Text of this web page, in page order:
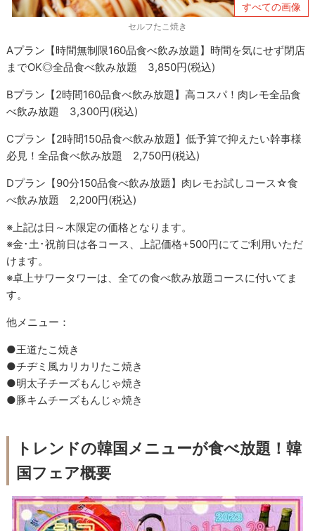
すべての画像
セルフたこ焼き
Aプラン【時間無制限160品食べ飲み放題】時間を気にせず閉店
までOK◎全品食べ飲み放題 3,850円(税込)
Bプラン【2時間160品食べ飲み放題】高コスパ！肉レモ全品食
べ飲み放題 3,300円(税込)
Cプラン【2時間150品食べ飲み放題】低予算で抑えたい幹事様
必見！全品食べ飲み放題 2,750円(税込)
Dプラン【90分150品食べ飲み放題】肉レモお試しコース☆食
べ飲み放題 2,200円(税込)
※上記は日～木限定の価格となります。
※金･土･祝前日は各コース、上記価格+500円にてご利用いただ
けます。
※卓上サワータワーは、全ての食べ飲み放題コースに付いてま
す。
他メニュー：
●王道たこ焼き
●チヂミ風カリカリたこ焼き
●明太子チーズもんじゃ焼き
●豚キムチーズもんじゃ焼き
トレンドの韓国メニューが食べ放題！韓
国フェア概要